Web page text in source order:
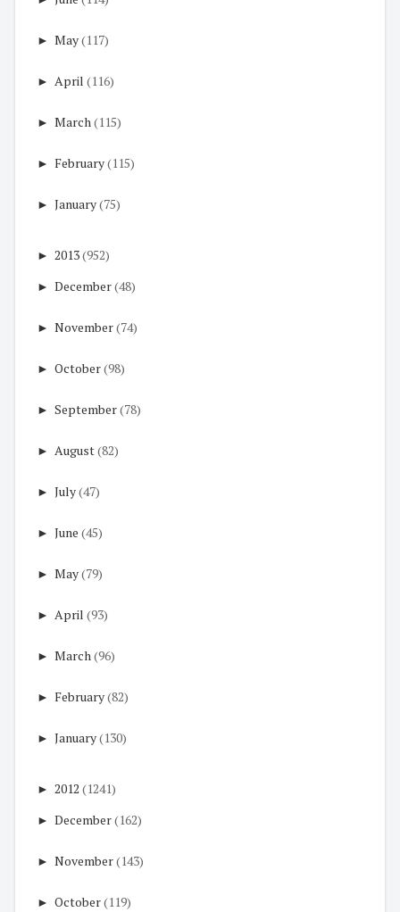
► May(117)
► April (116)
► March(115)
► February(115)
► January(75)
► 2013(952)
► December(48)
► November(74)
► October(98)
► September(78)
► August(82)
► July(47)
► June (45)
► May(79)
► April (93)
► March(96)
► February(82)
► January(130)
► 2012 (1241)
► December(162)
► November(143)
► October(119)